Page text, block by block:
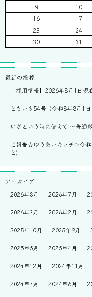
9 10
16
17
23
24
30
31
最近の投稿
【採用情報】2026年8月1日現
ともいき54号（令和8年8月1
いざという時に備えて ～普通
ご報告☆ゆうあいキッチン令
と)
アーカイブ
2026年8月
2026年7月
2026年3月 2026年2月
2025年10月 2025年9月
2025年5月 2025年4月
2024年12月 2024年11月
2024年7月 2024年6月